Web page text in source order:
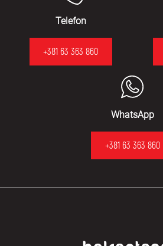
Telefon
+381 63 363 860
WhatsApp
+381 63 363 860